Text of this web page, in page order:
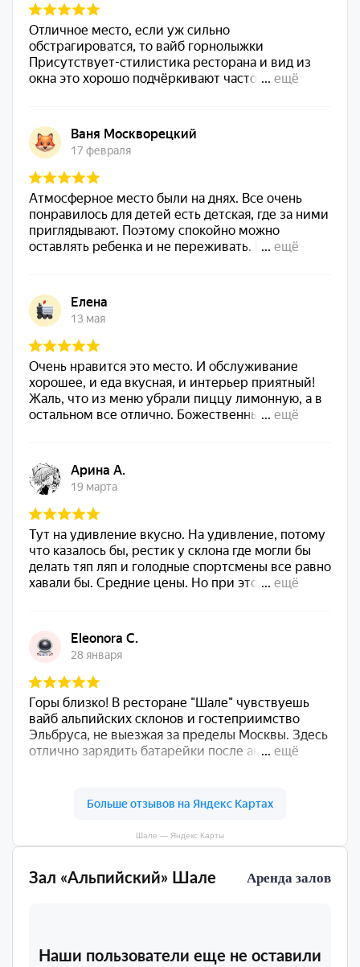
Зал «Альпийский» Шале Аренда залов
Наши пользователи еще не оставили
Шале — Яндекс Карты